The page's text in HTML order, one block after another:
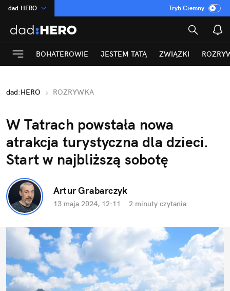
dad:HERO
:Temat
INN:Poland
ASZ:dziennik
Rozrywka
Tryb Ciemny
BOHATEROWIE JESTEM TATĄ ZWIĄZKI
dad:HERO ROZRYWKA
W Tatrach powstała nowa
atrakcja turystyczna dla dzieci.
Start w najbliższą sobotę
Artur Grabarczyk
13 maja 2024, 12:11 · 2 minuty czytania